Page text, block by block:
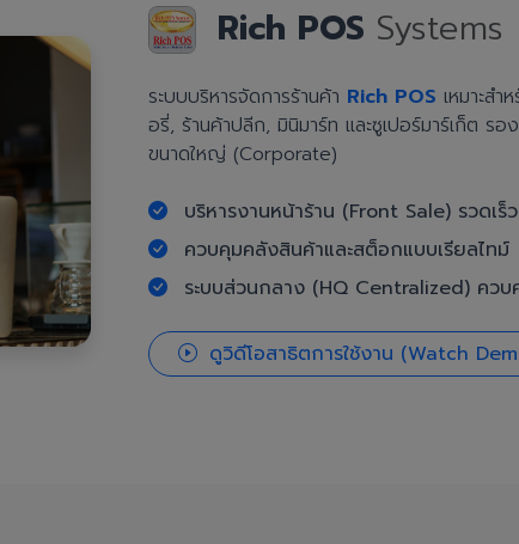
Rich POS Systems
ระบบบริหารจัดการร้านค้า Rich POS เหมาะสำ
อรี่, ร้านค้าปลีก, มินิมาร์ท และซูเปอร์มาร์เก็ต ร
ขนาดใหญ่ (Corporate)
บริหารงานหน้าร้าน (Front Sale) รวดเร็
ควบคุมคลังสินค้าและสต็อกแบบเรียลไทม์
ระบบส่วนกลาง (HQ Centralized) ควบคุ
ดูวิดีโอสาธิตการใช้งาน (Watch